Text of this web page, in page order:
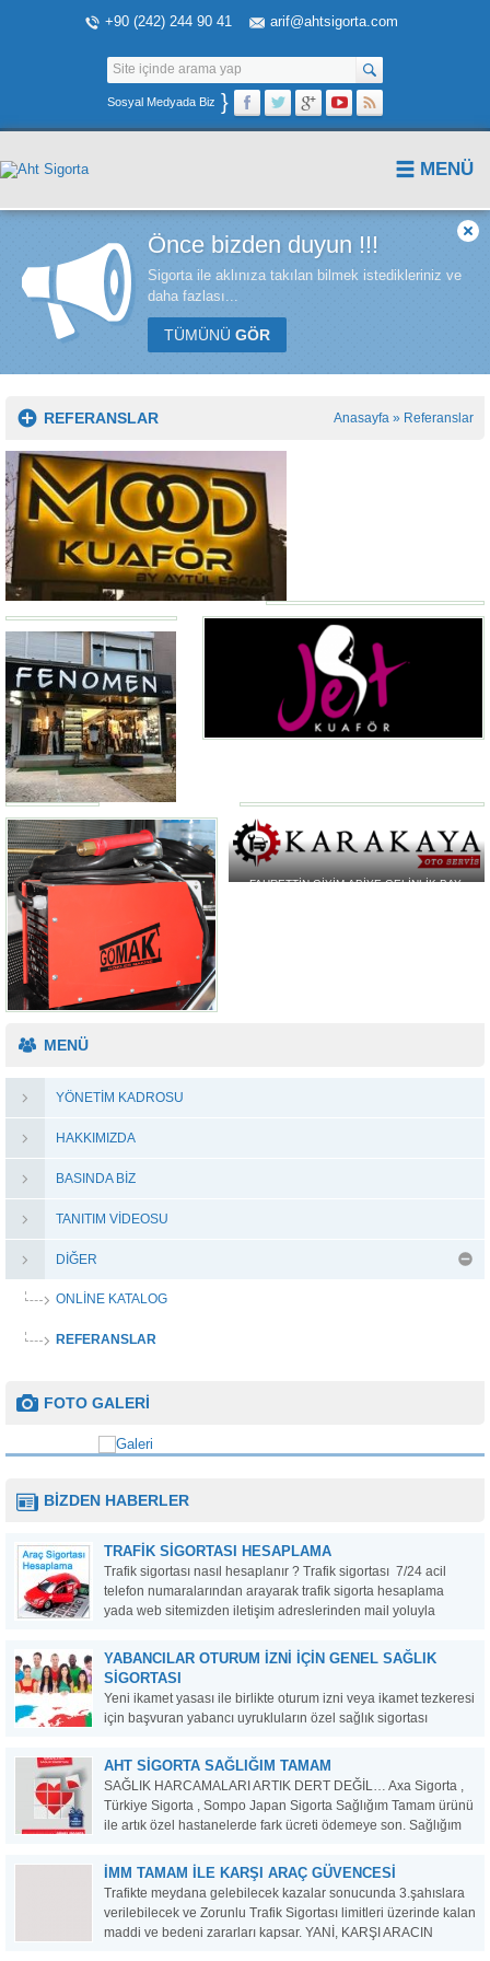
+90 (242) 244 90 41 arif@ahtsigorta.com
Sosyal Medyada Biz }
MENÜ
Önce bizden duyun !!!
Sigorta ile aklınıza takılan bilmek istedikleriniz ve
daha fazlası...
TÜMÜNÜ GÖR
REFERANSLAR Anasayfa » Referanslar
FAHRETTİN GİYİM-ABİYE-GELİNLİK-BAY-
MENÜ
YÖNETIM KADROSU
HAKKIMIZDA
BASINDA BIZ
TANITIM VIDEOSU
DIĞER
ONLINE KATALOG
REFERANSLAR
FOTO GALERİ
BİZDEN HABERLER
TRAFIK SIGORTASI HESAPLAMA
Trafik sigortası nasıl hesaplanır ? Trafik sigortası 7/24 acil
telefon numaralarından arayarak trafik sigorta hesaplama
yada web sitemizden iletişim adreslerinden mail yoluyla
242 244 90 41 – whatsaap : 0507 705...
YABANCILAR OTURUM İZNI İÇIN GENEL SAĞLIK
SIGORTASI
Yeni ikamet yasası ile birlikte oturum izni veya ikamet tezkeresi
için başvuran yabancı uyrukluların özel sağlık sigortası
genel sağlık sigortası, 11 Nisan 2014 yılında yürürlüğe giren
yasa ile birlikte ikamet tezkeresine veya...
AHT SIGORTA SAĞLIĞIM TAMAM
SAĞLIK HARCAMALARI ARTIK DERT DEĞİL… Axa Sigorta ,
Türkiye Sigorta , Sompo Japan Sigorta Sağlığım Tamam ürünü
ile artık özel hastanelerde fark ücreti ödemeye son. Sağlığım
olan sağlığımız için özel hastanelere ödediğiniz...
İMM TAMAM İLE KARŞI ARAÇ GÜVENCESİ
Trafikte meydana gelebilecek kazalar sonucunda 3.şahıslara
verilebilecek ve Zorunlu Trafik Sigortası limitleri üzerinde kalan
maddi ve bedeni zararları kapsar. YANİ, KARŞI ARACIN